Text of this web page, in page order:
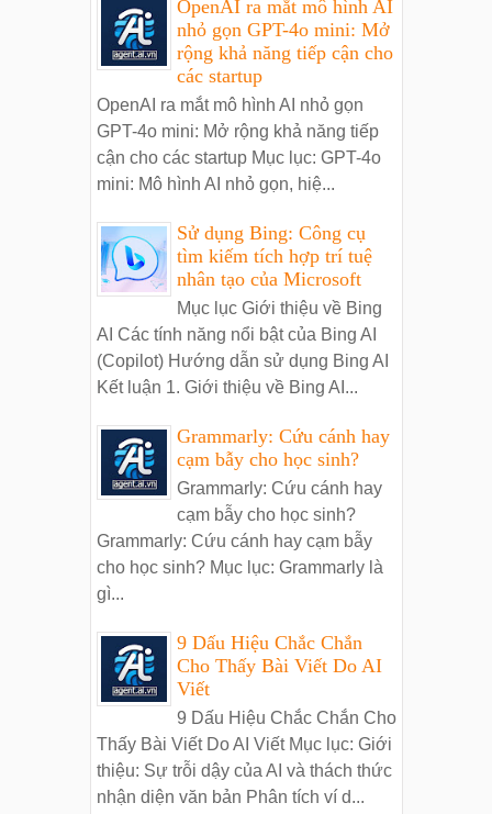
OpenAI ra mắt mô hình AI
nhỏ gọn GPT-4o mini: Mở
rộng khả năng tiếp cận cho
các startup
OpenAI ra mắt mô hình AI nhỏ gọn
GPT-4o mini: Mở rộng khả năng tiếp
cận cho các startup Mục lục: GPT-4o
mini: Mô hình AI nhỏ gọn, hiệ...
Sử dụng Bing: Công cụ
tìm kiếm tích hợp trí tuệ
nhân tạo của Microsoft
Mục lục Giới thiệu về Bing
AI Các tính năng nổi bật của Bing AI
(Copilot) Hướng dẫn sử dụng Bing AI
Kết luận 1. Giới thiệu về Bing AI...
Grammarly: Cứu cánh hay
cạm bẫy cho học sinh?
Grammarly: Cứu cánh hay
cạm bẫy cho học sinh?
Grammarly: Cứu cánh hay cạm bẫy
cho học sinh? Mục lục: Grammarly là
gì...
9 Dấu Hiệu Chắc Chắn
Cho Thấy Bài Viết Do AI
Viết
9 Dấu Hiệu Chắc Chắn Cho
Thấy Bài Viết Do AI Viết Mục lục: Giới
thiệu: Sự trỗi dậy của AI và thách thức
nhận diện văn bản Phân tích ví d...